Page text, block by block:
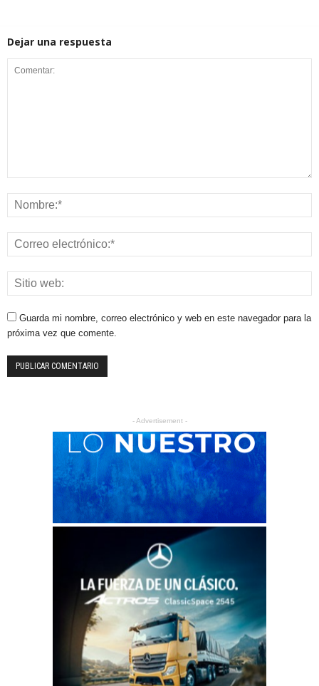
Dejar una respuesta
Guarda mi nombre, correo electrónico y web en este navegador para la
próxima vez que comente.
- Advertisement -